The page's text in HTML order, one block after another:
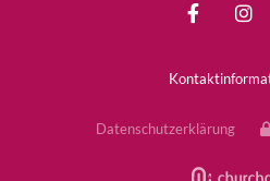
Datenschutzerklärung